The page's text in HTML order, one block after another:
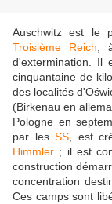
Auschwitz est le
Troisième Reich ,
d'extermination. Il
cinquantaine de
des localités
(Birkenau en
Pologne en
par les SS , est
Himmler ; il est
construction
concentration
Ces camps sont